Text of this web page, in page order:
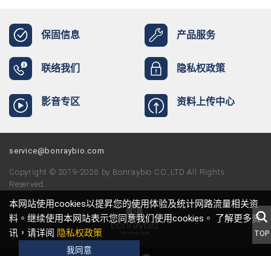
保固信息 产品服务
联络我们 隐私权政策
影音专区 资料上传中心
service@bonraybio.com
Copyright © 2019-2026 by Bonraybio CO.,LTD All Rights
Reserved.
TOP
本网站使用cookies以提昇您的使用体验及统计网路流量相关资
料。继续使用本网站表示您同意我们使用cookies。 了解更多资
讯，请详阅 隐私权政策
我同意